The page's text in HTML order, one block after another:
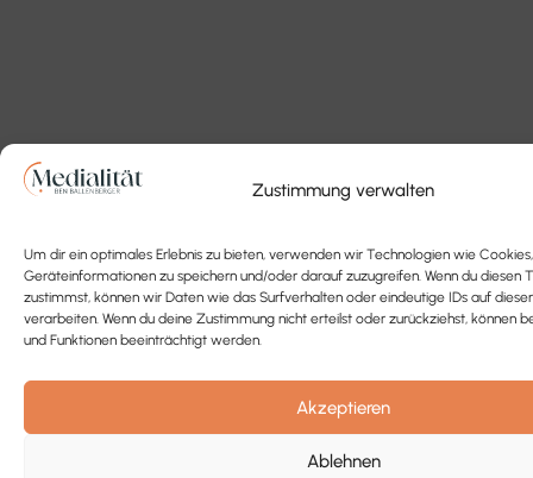
Zustimmung verwalten
Um dir ein optimales Erlebnis zu bieten, verwenden wir Technologien wie
Geräteinformationen zu speichern und/oder darauf zuzugreifen. Wenn du diesen
zustimmst, können wir Daten wie das Surfverhalten oder eindeutige IDs auf
verarbeiten. Wenn du deine Zustimmung nicht erteilst oder zurückziehst, können
und Funktionen beeinträchtigt werden.
Akzeptieren
Ablehnen